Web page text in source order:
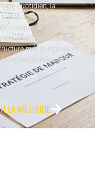
le quotidien, la
laisse aucune place à
exigeant, des
crédibilité. Derrière
mérite rigueur et
rencontrées à
LA MÉTHODE